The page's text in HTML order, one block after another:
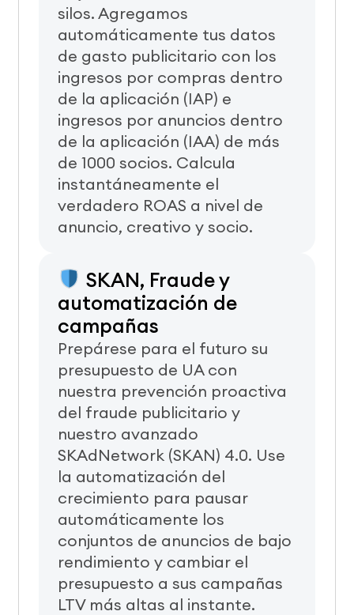
silos. Agregamos
automáticamente tus datos
de gasto publicitario con los
ingresos por compras dentro
de la aplicación (IAP) e
ingresos por anuncios dentro
de la aplicación (IAA) de más
de 1000 socios. Calcula
instantáneamente el
verdadero ROAS a nivel de
anuncio, creativo y socio.
SKAN, Fraude y
automatización de
campañas
Prepárese para el futuro su
presupuesto de UA con
nuestra prevención proactiva
del fraude publicitario y
nuestro avanzado
SKAdNetwork (SKAN) 4.0. Use
la automatización del
crecimiento para pausar
automáticamente los
conjuntos de anuncios de bajo
rendimiento y cambiar el
presupuesto a sus campañas
LTV más altas al instante.